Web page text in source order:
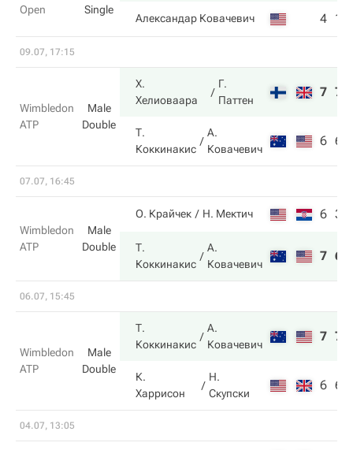
Open
Single
Александар Ковачевич 4 1
09.07, 17:15
Wimbledon
ATP
Male
Double
Х.
Хелиоваара
Г.
Паттен
7 7
Т.
Коккинакис
А.
Ковачевич
6 6
07.07, 16:45
Wimbledon
ATP
Male
Double
О. Крайчек Н. Мектич 6 3
Т.
Коккинакис
А.
Ковачевич
7 6
06.07, 15:45
Wimbledon
ATP
Male
Double
Т.
Коккинакис
А.
Ковачевич
7 7
К.
Харрисон
Н.
Скупски
6 6
04.07, 13:05